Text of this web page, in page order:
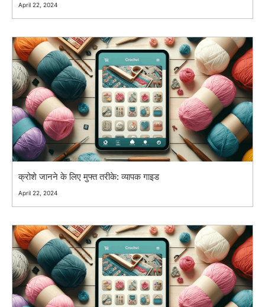
April 22, 2024
क्रोशे जानने के लिए मुफ्त तरीके: व्यापक गाइड
April 22, 2024